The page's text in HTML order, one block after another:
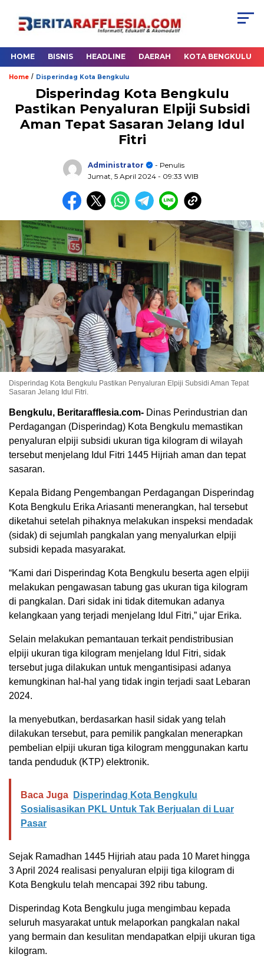
HOME BISNIS HEADLINE DAERAH KOTA BENGKULU
Home / Disperindag Kota Bengkulu
Disperindag Kota Bengkulu
Pastikan Penyaluran Elpiji Subsidi
Aman Tepat Sasaran Jelang Idul
Fitri
Administrator
- Penulis
Jumat, 5 April 2024 - 09:33 WIB
Disperindag Kota Bengkulu Pastikan Penyaluran Elpiji Subsidi Aman Tepat
Sasaran Jelang Idul Fitri.
Bengkulu, Beritarafflesia.com- Dinas Perindustrian dan
Perdagangan (Disperindag) Kota Bengkulu memastikan
penyaluran elpiji subsidi ukuran tiga kilogram di wilayah
tersebut menjelang Idul Fitri 1445 Hijriah aman dan tepat
sasaran.
Kepala Bidang Pengembangan Perdagangan Disperindag
Kota Bengkulu Erika Ariasanti menerangkan, hal tersebut
diketahui setelah pihaknya melakukan inspeksi mendadak
(sidak) di sejumlah pangkalan yang menyalurkan elpiji
subsidi kepada masyarakat.
“Kami dari Disperindag Kota Bengkulu beserta agen elpiji
melakukan pengawasan tabung gas ukuran tiga kilogram
di pangkalan. Dari sidak ini tidak ditemukan adanya
kelangkaan yang terjadi menjelang Idul Fitri,” ujar Erika.
Selain melakukan pemantauan terkait pendistribusian
elpiji ukuran tiga kilogram menjelang Idul Fitri, sidak
tersebut juga dilakukan untuk mengantisipasi adanya
kemungkinan hal-hal yang tidak ingin terjadi saat Lebaran
2024.
Ia menyebutkan, berdasarkan hasil sidak yang telah
dilakukan tersebut, para pemilik pangkalan menerapkan
pembelian elpiji ukuran tiga kilogram menggunakan kartu
tanda penduduk (KTP) elektronik.
Baca Juga
Disperindag Kota Bengkulu
Sosialisasikan PKL Untuk Tak Berjualan di Luar
Pasar
Sejak Ramadhan 1445 Hijriah atau pada 10 Maret hingga
3 April 2024 realisasi penyaluran elpiji tiga kilogram di
Kota Bengkulu telah mencapai 392 ribu tabung.
Disperindag Kota Bengkulu juga mengimbau kepada
seluruh masyarakat untuk melaporkan pangkalan nakal
yang bermain dan kesulitan mendapatkan elpiji ukuran tiga
kilogram.